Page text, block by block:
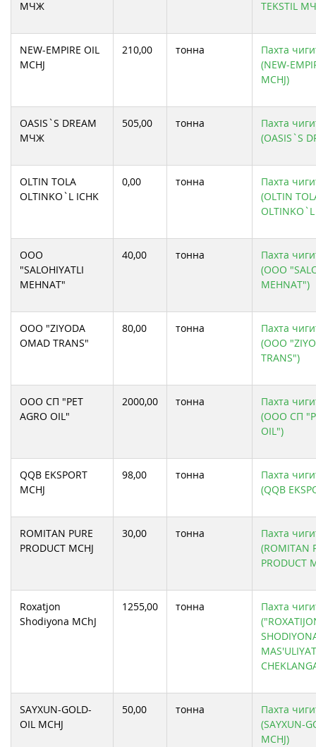
МЧЖ
TEKSTIL
NEW-EMPIRE OIL
MCHJ
210,00 тонна
Пахта
(NEW-
MCHJ)
OASIS`S DREAM
МЧЖ
505,00 тонна
Пахта
(OASIS`S
OLTIN TOLA
OLTINKO`L ICHK
0,00 тонна
Пахта
(OLTIN
OOO
"SALOHIYATLI
MEHNAT"
40,00 тонна
Пахта
(OOO
MEHNAT")
OOO "ZIYODA
OMAD TRANS"
80,00 тонна
Пахта
(OOO
TRANS")
OOO СП "PET
AGRO OIL"
2000,00 тонна
Пахта
(OOO СП
OIL")
QQB EKSPORT
MCHJ
98,00 тонна
Пахта
(QQB
ROMITAN PURE
PRODUCT MCHJ
30,00 тонна
Пахта
(ROMITAN
PRODUCT
Roxatjon
Shodiyona MChJ
1255,00 тонна
Пахта
SAYXUN-GOLD-
OIL MCHJ
50,00 тонна
Пахта
(SAYXUN-
MCHJ)